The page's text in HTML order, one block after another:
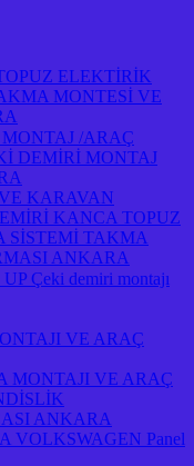
ELEKTİRİK
MONTESİ VE
/ARAÇ
DEMİRİ MONTAJ
KARAVAN
KANCA TOPUZ
SİSTEMİ TAKMA
ANKARA
Çeki demiri montajı
VE ARAÇ
MONTAJI VE ARAÇ
ANKARA
VOLKSWAGEN Panel